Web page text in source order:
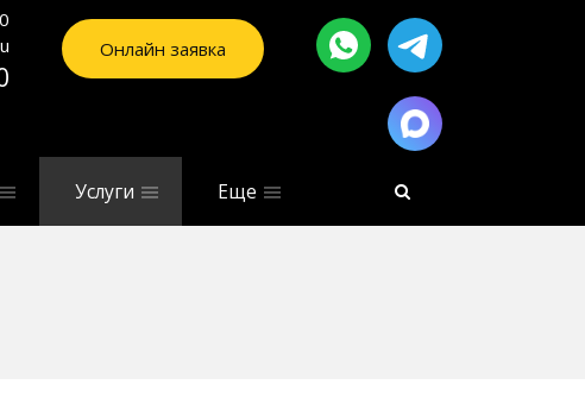
Онлайн заявка
Услуги Еще